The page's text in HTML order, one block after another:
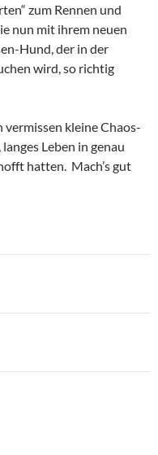
zum Rennen und
nun mit ihrem neuen
Hund, der in der
wird, so richtig
kleine Chaos-
Leben in genau
hatten. Mach’s gut